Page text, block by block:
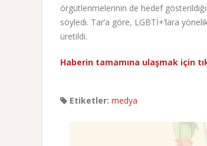
örgütlenmelerinin de hedef
söyledi. Tar’a göre, LGBTİ+’lara
üretildi.
Haberin tamamına ulaşmak için
Etiketler: medya